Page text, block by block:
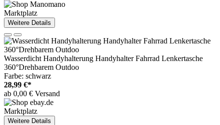
Marktplatz
Weitere Details
Wasserdicht Handyhalterung Handyhalter Fahrrad Lenkertasche
360°Drehbarem Outdoo
Farbe: schwarz
28,99 €*
ab 0,00 € Versand
Marktplatz
Weitere Details